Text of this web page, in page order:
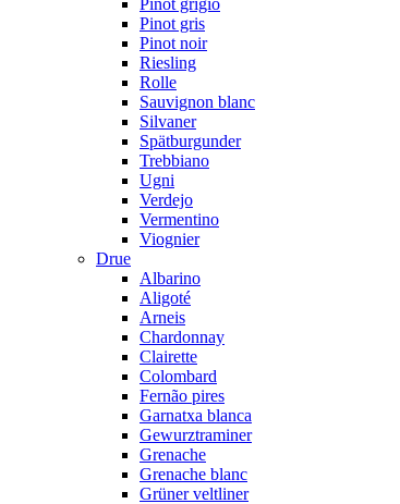
Pinot gris
Pinot noir
Riesling
Rolle
Sauvignon blanc
Silvaner
Spätburgunder
Trebbiano
Ugni
Verdejo
Vermentino
Viognier
Drue
Albarino
Aligoté
Arneis
Chardonnay
Clairette
Colombard
Fernão pires
Garnatxa blanca
Gewurztraminer
Grenache
Grenache blanc
Grüner veltliner